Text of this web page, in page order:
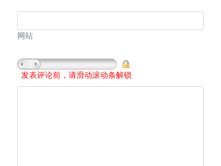
网站
发表评论前，请滑动滚动条解锁